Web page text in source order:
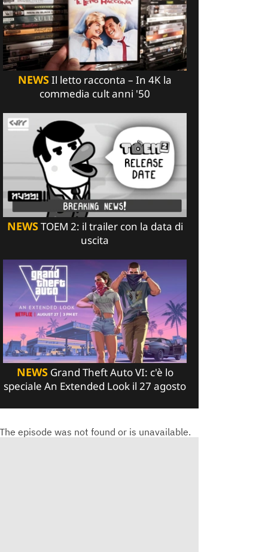
NEWSIl letto racconta – In 4K la
commedia cult anni '50
NEWSTOEM 2: il trailer con la data di
uscita
NEWSGrand Theft Auto VI: c'è lo
speciale An Extended Look il 27 agosto